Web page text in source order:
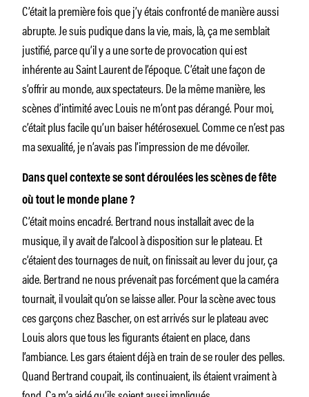
C’était la première fois que j’y étais confronté de manière aussi
abrupte. Je suis pudique dans la vie, mais, là, ça me semblait
justifié, parce qu’il y a une sorte de provocation qui est
inhérente au Saint Laurent de l’époque. C’était une façon de
s’offrir au monde, aux spectateurs. De la même manière, les
scènes d’intimité avec Louis ne m’ont pas dérangé. Pour moi,
c’était plus facile qu’un baiser hétérosexuel. Comme ce n’est pas
ma sexualité, je n’avais pas l’impression de me dévoiler.
Dans quel contexte se sont déroulées les scènes de fête
où tout le monde plane ?
C’était moins encadré. Bertrand nous installait avec de la
musique, il y avait de l’alcool à disposition sur le plateau. Et
c’étaient des tournages de nuit, on finissait au lever du jour, ça
aide. Bertrand ne nous prévenait pas forcément que la caméra
tournait, il voulait qu’on se laisse aller. Pour la scène avec tous
ces garçons chez Bascher, on est arrivés sur le plateau avec
Louis alors que tous les figurants étaient en place, dans
l’ambiance. Les gars étaient déjà en train de se rouler des pelles.
Quand Bertrand coupait, ils continuaient, ils étaient vraiment à